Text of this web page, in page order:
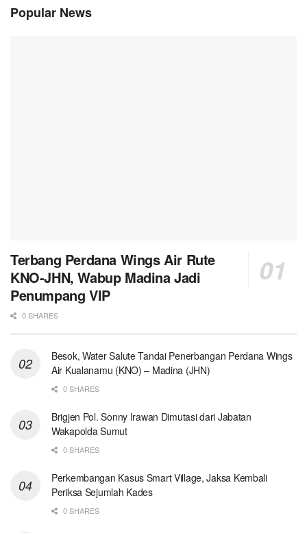
Popular News
Terbang Perdana Wings Air Rute
KNO-JHN, Wabup Madina Jadi
Penumpang VIP
0 SHARES
Besok, Water Salute Tandai Penerbangan Perdana Wings
Air Kualanamu (KNO) – Madina (JHN)
0 SHARES
Brigjen Pol. Sonny Irawan Dimutasi dari Jabatan
Wakapolda Sumut
0 SHARES
Perkembangan Kasus Smart Village, Jaksa Kembali
Periksa Sejumlah Kades
0 SHARES